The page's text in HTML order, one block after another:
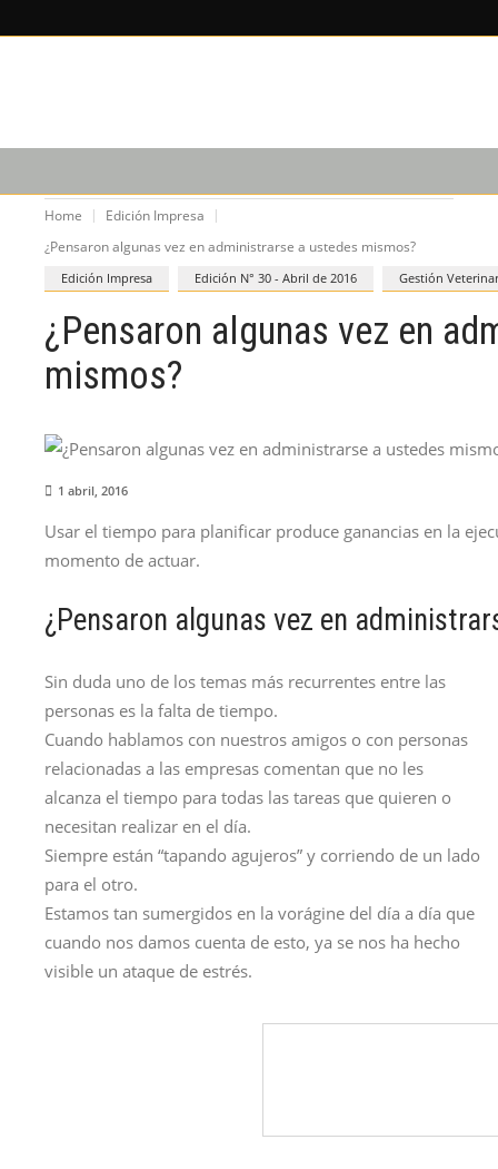
Home
Edición Impresa
¿Pensaron algunas vez en administrarse a ustedes mismos?
Edición Impresa Edición N° 30 - Abril de 2016 Gestión
¿Pensaron algunas vez en
mismos?
1 abril, 2016
Usar el tiempo para planificar produce ganancias en la
momento de actuar.
¿Pensaron algunas vez en
Sin duda uno de los temas más recurrentes entre las
personas es la falta de tiempo.
Cuando hablamos con nuestros amigos o con personas
relacionadas a las empresas comentan que no les
alcanza el tiempo para todas las tareas que quieren o
necesitan realizar en el día.
Siempre están “tapando agujeros” y corriendo de un lado
para el otro.
Estamos tan sumergidos en la vorágine del día a día que
cuando nos damos cuenta de esto, ya se nos ha hecho
visible un ataque de estrés.